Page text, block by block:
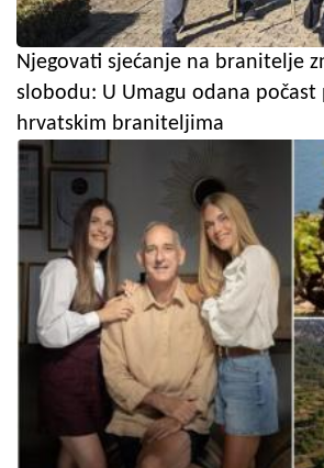
Njegovati sjećanje na branitelje
slobodu: U Umagu odana
hrvatskim braniteljima